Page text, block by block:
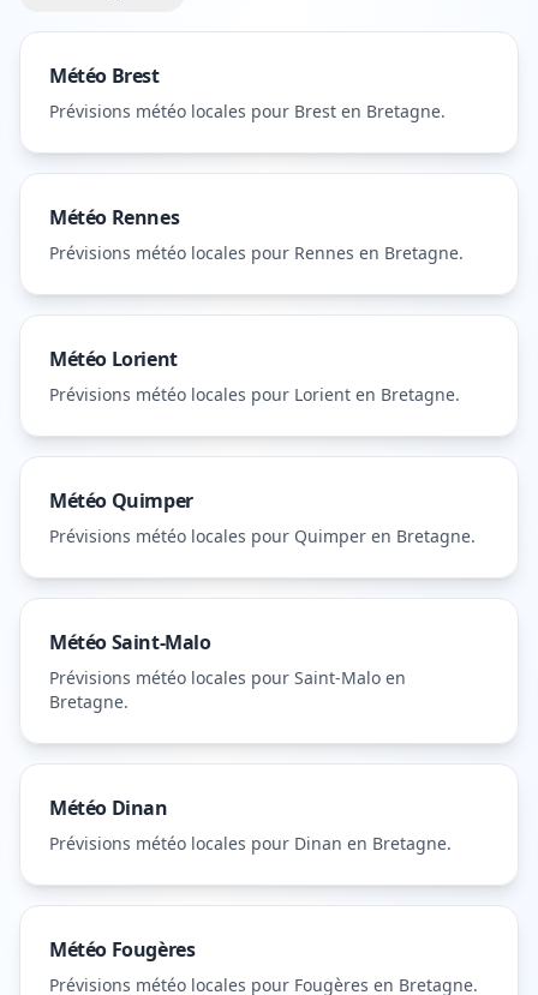
Météo Brest
Prévisions météo locales pour Brest en Bretagne.
Météo Rennes
Prévisions météo locales pour Rennes en Bretagne.
Météo Lorient
Prévisions météo locales pour Lorient en Bretagne.
Météo Quimper
Prévisions météo locales pour Quimper en Bretagne.
MétéoSaint-Malo
Prévisions météo locales pour Saint-Malo en
Bretagne.
Météo Dinan
Prévisions météo locales pour Dinan en Bretagne.
Météo Fougères
Prévisions météo locales pour Fougères en Bretagne.